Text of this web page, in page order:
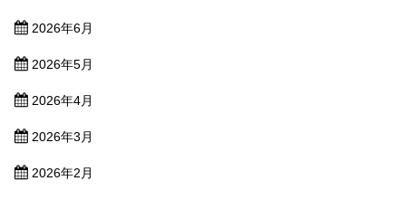
2026年6月
2026年5月
2026年4月
2026年3月
2026年2月